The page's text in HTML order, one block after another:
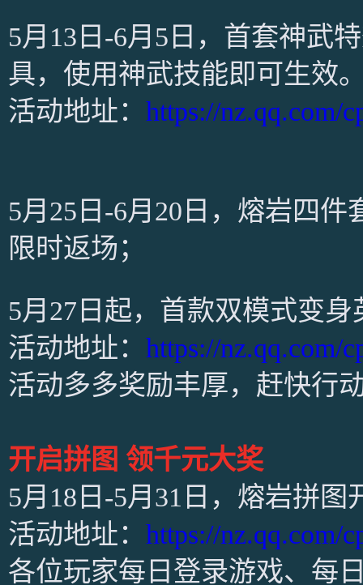
5月13日-6月5日，首套神武
具，使用神武技能即可生效
活动地址： https://nz.qq.com/
5月25日-6月20日，熔岩四
限时返场；
5月27日起，首款双模式变
活动地址： https://nz.qq.com/
活动多多奖励丰厚，赶快行
开启拼图 领千元大奖
5月18日-5月31日，熔岩拼图
活动地址： https://nz.qq.com/
各位玩家每日登录游戏、每